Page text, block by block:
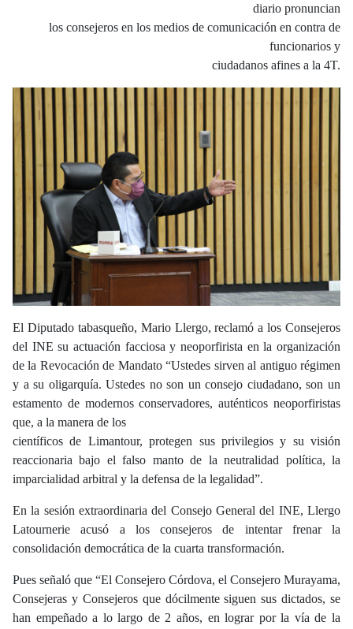
diario pronuncian
los consejeros en los medios de comunicación en contra de
funcionarios y
ciudadanos afines a la 4T.
El Diputado tabasqueño, Mario Llergo, reclamó a los Consejeros
del INE su actuación facciosa y neoporfirista en la organización
de la Revocación de Mandato “Ustedes sirven al antiguo régimen
y a su oligarquía. Ustedes no son un consejo ciudadano, son un
estamento de modernos conservadores, auténticos neoporfiristas
que, a la manera de los
científicos de Limantour, protegen sus privilegios y su visión
reaccionaria bajo el falso manto de la neutralidad política, la
imparcialidad arbitral y la defensa de la legalidad”.
En la sesión extraordinaria del Consejo General del INE, Llergo
Latournerie acusó a los consejeros de intentar frenar la
consolidación democrática de la cuarta transformación.
Pues señaló que “El Consejero Córdova, el Consejero Murayama,
Consejeras y Consejeros que dócilmente siguen sus dictados, se
han empeñado a lo largo de 2 años, en lograr por la vía de la